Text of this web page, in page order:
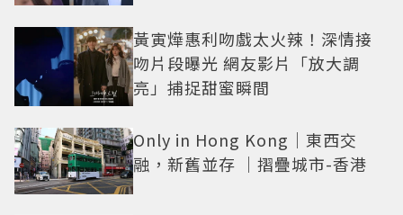
黃寅燁惠利吻戲太火辣！深情接
吻片段曝光 網友影片「放大調
亮」捕捉甜蜜瞬間
Only in Hong Kong｜東西交
融，新舊並存 ｜摺疊城市-香港